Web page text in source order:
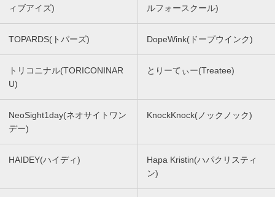
ィブアイズ)
ルフォースクール)
TOPARDS(トパーズ) DopeWink(ドープウインク)
トリコニナル(TORICONINAR
U)
とりーてぃー(Treatee)
NeoSight1day(ネオサイトワン
デー)
KnockKnock(ノックノック)
HAIDEY(ハイディ)
Hapa Kristin(ハパクリスティ
ン)